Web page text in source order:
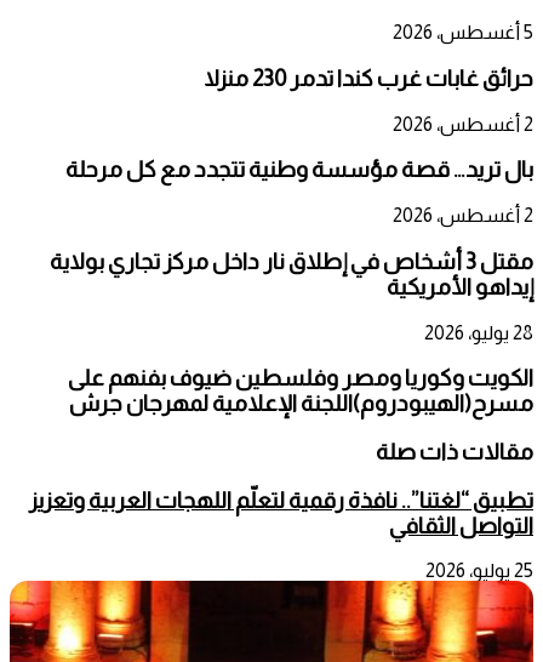
5 أغسطس، 2026
حرائق غابات غرب كندا تدمر 230 منزلا
2 أغسطس، 2026
بال تريد… قصة مؤسسة وطنية تتجدد مع كل مرحلة
2 أغسطس، 2026
مقتل 3 أشخاص في إطلاق نار داخل مركز تجاري بولاية
إيداهو الأمريكية
28 يوليو، 2026
الكويت وكوريا ومصر وفلسطين ضيوف بفنهم على
مسرح(الهيبودروم)اللجنة الإعلامية لمهرجان جرش
مقالات ذات صلة
تطبيق “لغتنا”.. نافذة رقمية لتعلّم اللهجات العربية وتعزيز
التواصل الثقافي
25 يوليو، 2026